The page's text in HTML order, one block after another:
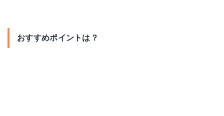
おすすめポイントは？